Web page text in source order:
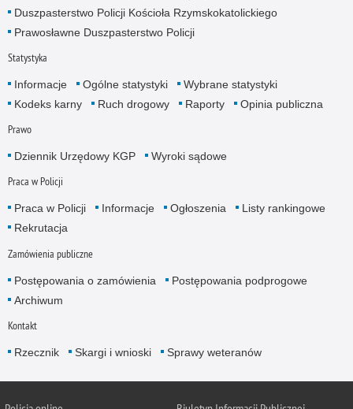
Duszpasterstwo Policji Kościoła Rzymskokatolickiego
Prawosławne Duszpasterstwo Policji
Statystyka
Informacje Ogólne statystyki
Wybrane statystyki
Kodeks karny
Ruch drogowy Raporty Opinia publiczna
Prawo
Dziennik Urzędowy KGP Wyroki sądowe
Praca w Policji
Praca w Policji Informacje Ogłoszenia
Listy rankingowe
Rekrutacja
Zamówienia publiczne
Postępowania o zamówienia
Postępowania podprogowe
Archiwum
Kontakt
Rzecznik Skargi i wnioski Sprawy weteranów